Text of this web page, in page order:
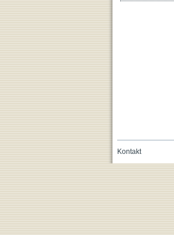
Kontakt